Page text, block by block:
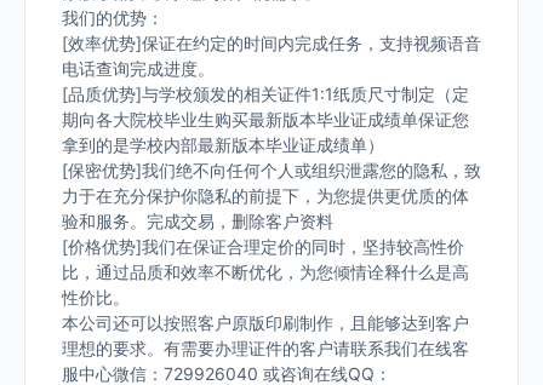
我们的优势：
[效率优势]保证在约定的时间内完成任务，支持视频语音
电话查询完成进度。
[品质优势]与学校颁发的相关证件1:1纸质尺寸制定（定
期向各大院校毕业生购买最新版本毕业证成绩单保证您
拿到的是学校内部最新版本毕业证成绩单）
[保密优势]我们绝不向任何个人或组织泄露您的隐私，致
力于在充分保护你隐私的前提下，为您提供更优质的体
验和服务。完成交易，删除客户资料
[价格优势]我们在保证合理定价的同时，坚持较高性价
比，通过品质和效率不断优化，为您倾情诠释什么是高
性价比。
本公司还可以按照客户原版印刷制作，且能够达到客户
理想的要求。有需要办理证件的客户请联系我们在线客
服中心微信：729926040 或咨询在线QQ：